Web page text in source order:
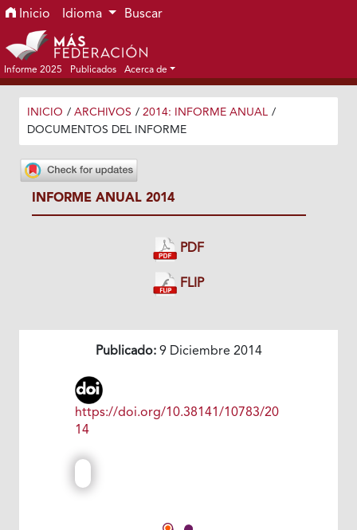
Ir al menú de navegación principal
Ir al contenido principal
Ir al pie de página del sitio
Inicio Idioma Buscar
Informe 2025 Publicados Acerca de
INICIO / ARCHIVOS / 2014: INFORME ANUAL /
DOCUMENTOS DEL INFORME
INFORME ANUAL 2014
PDF
FLIP
Publicado:9 Diciembre 2014
https://doi.org/10.38141/10783/20
14